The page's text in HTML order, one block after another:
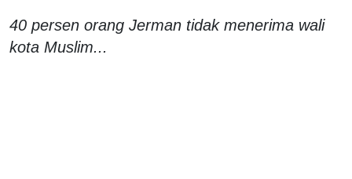
40 persen orang Jerman tidak menerima wali
kota Muslim...